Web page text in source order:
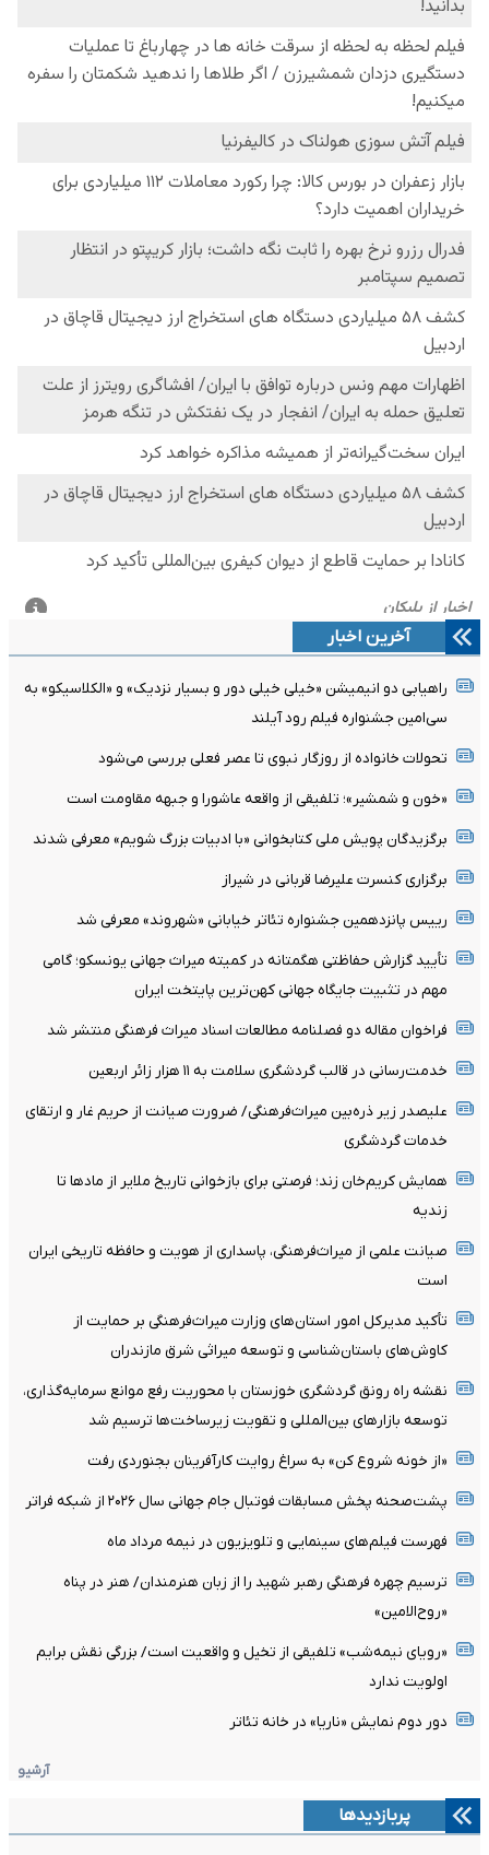
آخرین اخبار
راهیابی دو انیمیشن «خیلی خیلی دور و بسیار نزدیک» و «الکلاسیکو» به
سی‌امین جشنواره فیلم رود آیلند
تحولات خانواده از روزگار نبوی تا عصر فعلی بررسی می‌شود
«خون و شمشیر»؛ تلفیقی از واقعه عاشورا و جبهه مقاومت است
برگزیدگان پویش ملی کتابخوانی «با ادبیات بزرگ شویم» معرفی شدند
برگزاری کنسرت علیرضا قربانی در شیراز
رییس پانزدهمین جشنواره تئاتر خیابانی «شهروند» معرفی شد
تأیید گزارش حفاظتی هگمتانه در کمیته میراث جهانی یونسکو؛ گامی
مهم در تثبیت جایگاه جهانی کهن‌ترین پایتخت ایران
فراخوان مقاله دو فصلنامه مطالعات اسناد میراث فرهنگی منتشر شد
خدمت‌رسانی در قالب گردشگری سلامت به ۱۱ هزار زائر اربعین
علیصدر زیر ذره‌بین میراث‌فرهنگی/ ضرورت صیانت از حریم غار و ارتقای
خدمات گردشگری
همایش کریم‌خان زند؛ فرصتی برای بازخوانی تاریخ ملایر از مادها تا
زندیه
صیانت علمی از میراث‌فرهنگی، پاسداری از هویت و حافظه تاریخی ایران
است
تأکید مدیرکل امور استان‌های وزارت میراث‌فرهنگی بر حمایت از
کاوش‌های باستان‌شناسی و توسعه میراثی شرق مازندران
نقشه راه رونق گردشگری خوزستان با محوریت رفع موانع سرمایه‌گذاری،
توسعه بازارهای بین‌المللی و تقویت زیرساخت‌ها ترسیم شد
«از خونه شروع کن» به سراغ روایت کارآفرینان بجنوردی رفت
پشت‌صحنه پخش مسابقات فوتبال جام جهانی سال ۲۰۲۶ از شبکه فراتر
فهرست فیلم‌های سینمایی و تلویزیون در نیمه مرداد ماه
ترسیم چهره فرهنگی رهبر شهید را از زبان هنرمندان/ هنر در پناه
«روح‌الامین»
«رویای نیمه‌شب» تلفیقی از تخیل و واقعیت است/ بزرگی نقش برایم
اولویت ندارد
دور دوم نمایش «ناریا» در خانه تئاتر
آرشیو
پربازدیدها